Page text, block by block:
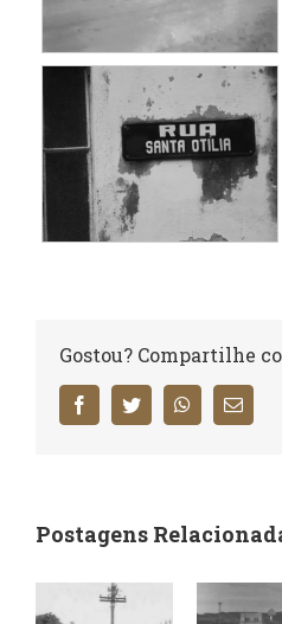
Gostou? Compartilhe
FacebookTwitter WhatsApp
E-
mail
Postagens